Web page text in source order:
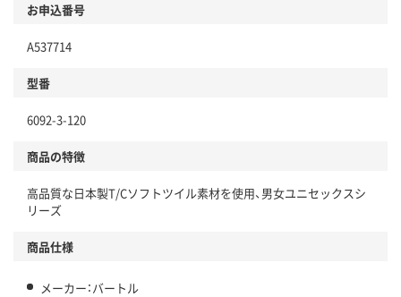
お申込番号
A537714
型番
6092-3-120
商品の特徴
高品質な日本製T/Cソフトツイル素材を使用、男女ユニセックスシ
リーズ
商品仕様
メーカー：バートル